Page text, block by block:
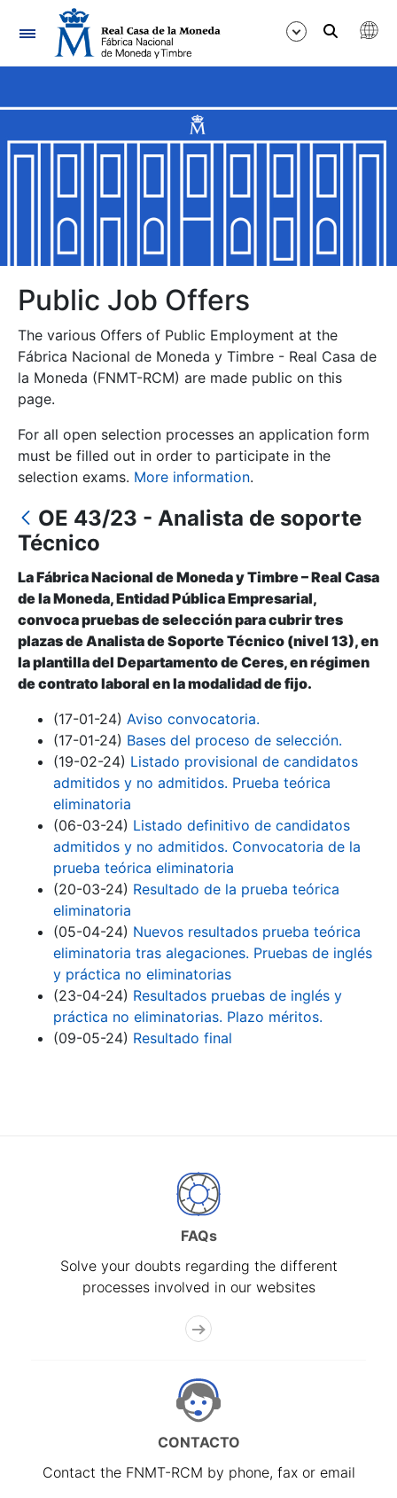
Navigation
Show/Hide
Show/Hide
Show/Hide
Show/Hide
Show/Hide
Show/Hide
Show/Hide
Show/Hide
Public Job Offers
The various Offers of Public Employment at the
Fábrica Nacional de Moneda y Timbre - Real Casa de
la Moneda (FNMT-RCM) are made public on this
page.
For all open selection processes an application form
must be filled out in order to participate in the
selection exams. More information.
OE 43/23 - Analista de soporte
Técnico
La Fábrica Nacional de Moneda y Timbre – Real Casa
de la Moneda, Entidad Pública Empresarial,
convoca pruebas de selección para cubrir tres
plazas de Analista de Soporte Técnico (nivel 13), en
la plantilla del Departamento de Ceres, en régimen
de contrato laboral en la modalidad de fijo.
(17-01-24) Aviso convocatoria.
(17-01-24) Bases del proceso de selección.
(19-02-24) Listado provisional de candidatos
admitidos y no admitidos. Prueba teórica
eliminatoria
(06-03-24) Listado definitivo de candidatos
admitidos y no admitidos. Convocatoria de la
prueba teórica eliminatoria
(20-03-24) Resultado de la prueba teórica
eliminatoria
(05-04-24) Nuevos resultados prueba teórica
eliminatoria tras alegaciones. Pruebas de inglés
y práctica no eliminatorias
(23-04-24) Resultados pruebas de inglés y
práctica no eliminatorias. Plazo méritos.
(09-05-24) Resultado final
FAQs
Solve your doubts regarding the different
processes involved in our websites
CONTACTO
Contact the FNMT-RCM by phone, fax or email